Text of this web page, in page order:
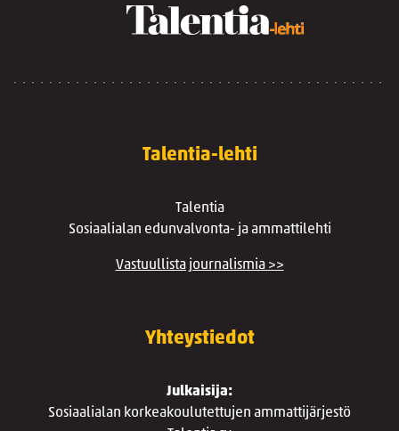
Talentia-lehti
Talentia
Sosiaalialan edunvalvonta- ja ammattilehti
Vastuullista journalismia >>
Yhteystiedot
Julkaisija:
Sosiaalialan korkeakoulutettujen ammattijärjestö